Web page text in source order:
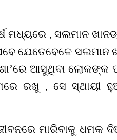
ମଧ୍ୟରେ , ସଲମାନ
ଯେତେବେଳେ ସଲମାନ
ଆସୁଥିବା
ରଖୁ , ସେ ସ୍ଥାୟୀ
ମାରିବାକୁ ଧମକ